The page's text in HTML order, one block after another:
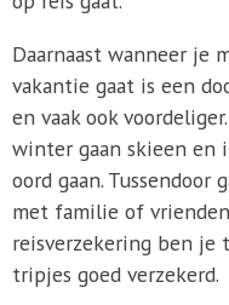
Daarnaast wanneer je
vakantie gaat is een
en vaak ook
winter gaan skieen en
oord gaan.
met familie of
reisverzekering ben je
tripjes goed verzekerd.